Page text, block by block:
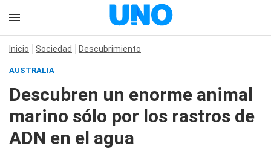
Inicio Sociedad Descubrimiento
AUSTRALIA
Descubren un enorme animal
marino sólo por los rastros de
ADN en el agua